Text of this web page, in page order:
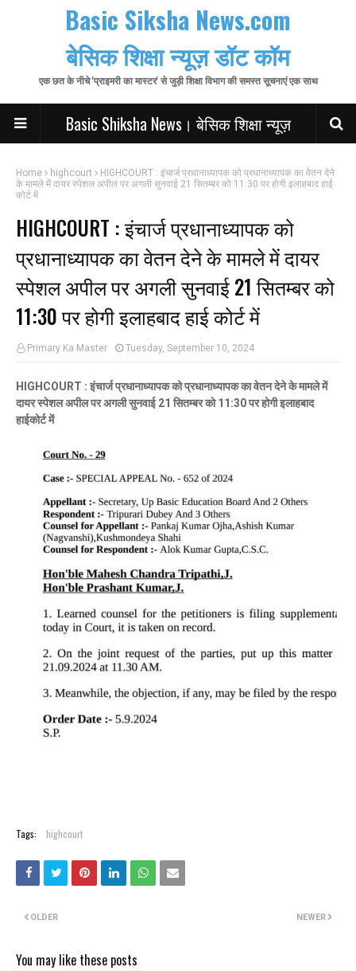
Basic Siksha News.com
बेसिक शिक्षा न्यूज़ डॉट कॉम
एक छत के नीचे 'प्राइमरी का मास्टर' से जुड़ी शिक्षा विभाग की समस्त सूचनाएं एक साथ
Basic Shiksha News। बेसिक शिक्षा न्यूज़
Home highcourt
HIGHCOURT : इंचार्ज प्रधानाध्यापक को प्रधानाध्यापक का वेतन देने
के मामले में दायर स्पेशल अपील पर अगली सुनवाई 21 सितम्बर को 11:30 पर होगी इलाहबाद हाई
कोर्ट में
HIGHCOURT : इंचार्ज प्रधानाध्यापक को
प्रधानाध्यापक का वेतन देने के मामले में दायर
स्पेशल अपील पर अगली सुनवाई 21 सितम्बर को
11:30 पर होगी इलाहबाद हाई कोर्ट में
Primary Ka Master Tuesday, September 10, 2024
HIGHCOURT : इंचार्ज प्रधानाध्यापक को प्रधानाध्यापक का वेतन देने के मामले में
दायर स्पेशल अपील पर अगली सुनवाई 21 सितम्बर को 11:30 पर होगी इलाहबाद
हाईकोर्ट में
Tags: highcourt
NEWER
OLDER
You may like these posts